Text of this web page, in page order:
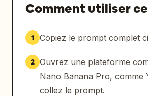
Comment utiliser
1 Copiez le prompt complet
2 Ouvrez une plateforme
Nano Banana Pro, comme
collez le prompt.